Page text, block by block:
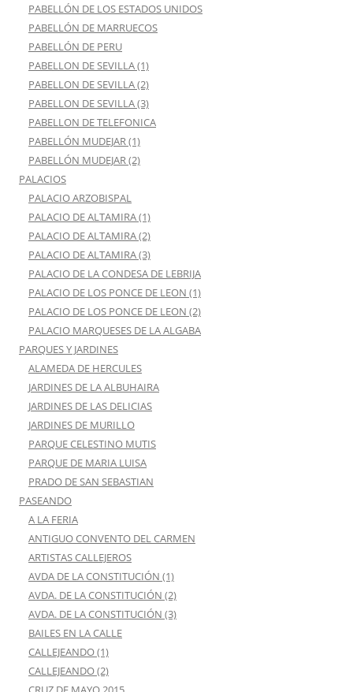
PABELLÓN DE LOS ESTADOS UNIDOS
PABELLÓN DE MARRUECOS
PABELLÓN DE PERU
PABELLON DE SEVILLA (1)
PABELLON DE SEVILLA (2)
PABELLON DE SEVILLA (3)
PABELLON DE TELEFONICA
PABELLÓN MUDEJAR (1)
PABELLÓN MUDEJAR (2)
PALACIOS
PALACIO ARZOBISPAL
PALACIO DE ALTAMIRA (1)
PALACIO DE ALTAMIRA (2)
PALACIO DE ALTAMIRA (3)
PALACIO DE LA CONDESA DE LEBRIJA
PALACIO DE LOS PONCE DE LEON (1)
PALACIO DE LOS PONCE DE LEON (2)
PALACIO MARQUESES DE LA ALGABA
PARQUES Y JARDINES
ALAMEDA DE HERCULES
JARDINES DE LA ALBUHAIRA
JARDINES DE LAS DELICIAS
JARDINES DE MURILLO
PARQUE CELESTINO MUTIS
PARQUE DE MARIA LUISA
PRADO DE SAN SEBASTIAN
PASEANDO
A LA FERIA
ANTIGUO CONVENTO DEL CARMEN
ARTISTAS CALLEJEROS
AVDA DE LA CONSTITUCIÓN (1)
AVDA. DE LA CONSTITUCIÓN (2)
AVDA. DE LA CONSTITUCIÓN (3)
BAILES EN LA CALLE
CALLEJEANDO (1)
CALLEJEANDO (2)